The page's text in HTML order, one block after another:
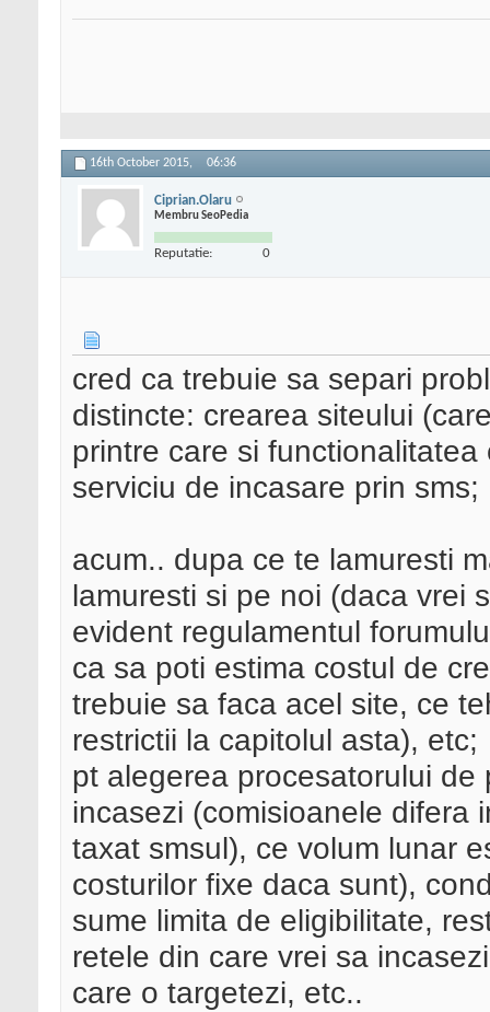
16th October 2015, 06:36
Ciprian.Olaru
Membru SeoPedia
Reputatie: 0
cred ca trebuie sa separi
distincte: crearea siteului
printre care si
serviciu de incasare prin sms;
acum.. dupa ce te lamuresti
lamuresti si pe noi (daca vrei
evident regulamentul
ca sa poti estima costul de
trebuie sa faca acel site, ce
restrictii la capitolul asta), etc;
pt alegerea procesatorului
incasezi (comisioanele difera
taxat smsul), ce volum lunar
costurilor fixe daca sunt),
sume limita de eligibilitate,
retele din care vrei sa
care o targetezi, etc..